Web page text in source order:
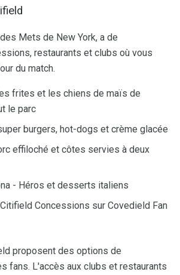
Mets de New York, a de
restaurants et clubs où vous
du match.
frites et les chiens de maïs de
le parc
burgers, hot-dogs et crème glacée
effiloché et côtes servies à deux
- Héros et desserts italiens
Concessions sur Covedield Fan
proposent des options de
fans. L'accès aux clubs et restaurants